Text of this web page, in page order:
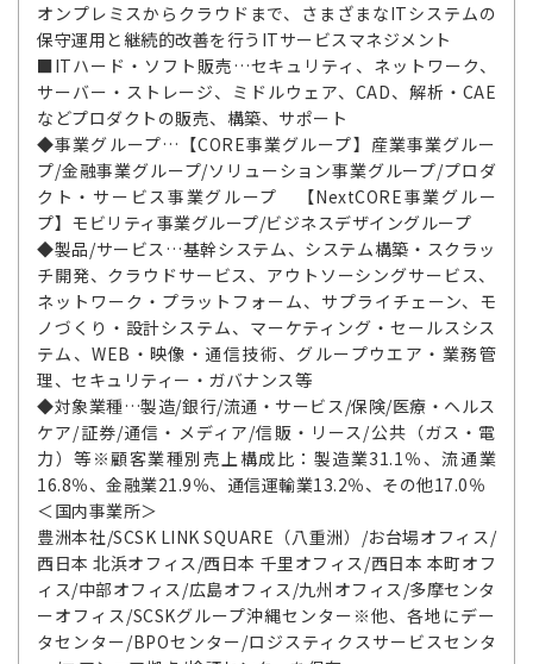
オンプレミスからクラウドまで、さまざまなITシステムの
保守運用と継続的改善を行うITサービスマネジメント
■ITハード・ソフト販売…セキュリティ、ネットワーク、
サーバー・ストレージ、ミドルウェア、CAD、解析・CAE
などプロダクトの販売、構築、サポート
◆事業グループ…【CORE事業グループ】産業事業グルー
プ/金融事業グループ/ソリューション事業グループ/プロダ
クト・サービス事業グループ 【NextCORE事業グルー
プ】モビリティ事業グループ/ビジネスデザイングループ
◆製品/サービス…基幹システム、システム構築・スクラッ
チ開発、クラウドサービス、アウトソーシングサービス、
ネットワーク・プラットフォーム、サプライチェーン、モ
ノづくり・設計システム、マーケティング・セールスシス
テム、WEB・映像・通信技術、グループウエア・業務管
理、セキュリティー・ガバナンス等
◆対象業種…製造/銀行/流通・サービス/保険/医療・ヘルス
ケア/証券/通信・メディア/信販・リース/公共（ガス・電
力）等※顧客業種別売上構成比：製造業31.1％、流通業
16.8％、金融業21.9％、通信運輸業13.2％、その他17.0％
＜国内事業所＞
豊洲本社/SCSK LINK SQUARE（八重洲）/お台場オフィス/
西日本 北浜オフィス/西日本 千里オフィス/西日本 本町オフ
ィス/中部オフィス/広島オフィス/九州オフィス/多摩センタ
ーオフィス/SCSKグループ沖縄センター※他、各地にデー
タセンター/BPOセンター/ロジスティクスサービスセンタ